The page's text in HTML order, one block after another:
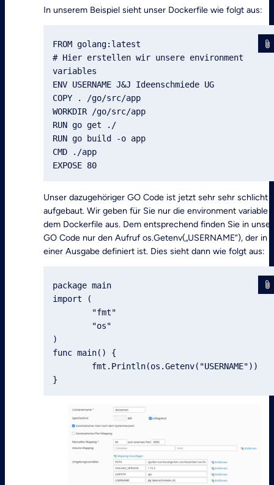
In unserem Beispiel sieht unser Dockerfile wie folgt aus:
FROM golang:latest
# Hier erstellen wir unsere environment
variables
ENV USERNAME J&J Ideenschmiede UG
COPY . /go/src/app
WORKDIR /go/src/app
RUN go get ./
RUN go build -o app
CMD ./app
EXPOSE 80
Unser dazugehöriger GO Code ist jetzt sehr sehr schlicht
aufgebaut. Wir geben für Sie nur die environment variable
dem Dockerfile aus. Dem entsprechend finden Sie in
GO Code nur den Aufruf os.Getenv(„USERNAME“), der in
einer Ausgabe definiert ist. Dies sieht dann wie folgt aus:
package main
import (
)
func main() {
}